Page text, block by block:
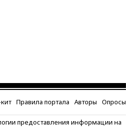
Правила портала Авторы Опросы
предоставления информации на